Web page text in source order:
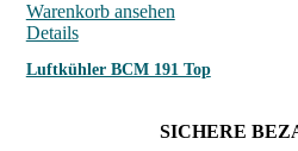
Warenkorb ansehen
Details
Luftkühler BCM 191 Top
SICHERE